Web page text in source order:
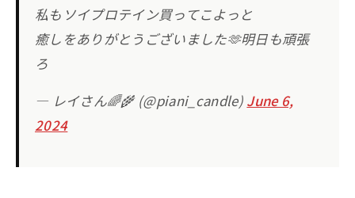
私もソイプロテイン買ってこよっと
癒しをありがとうございました🫶明日も頑張
ろ
— レイさん🌈🌾 (@piani_candle) June 6,
2024